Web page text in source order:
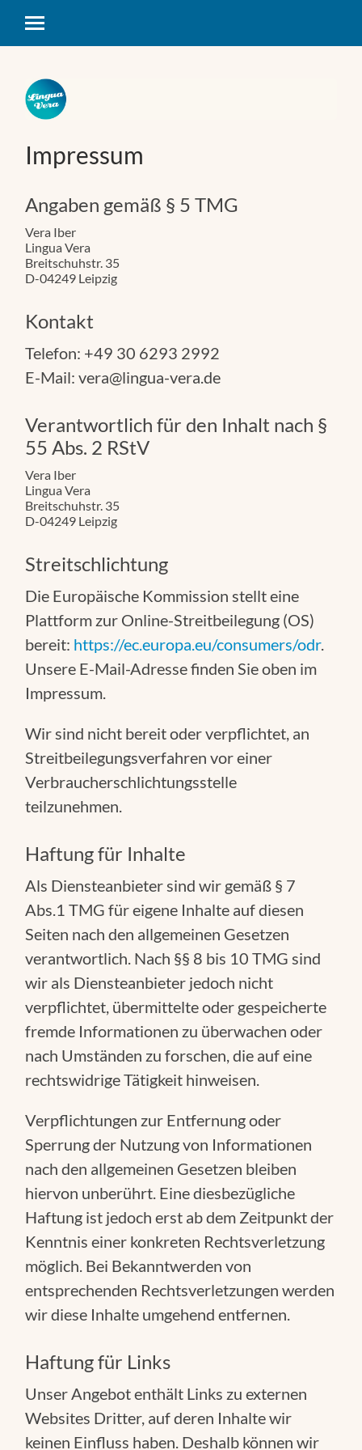
Attiva/disattiva
il
dispositivi
mobili
Impressum
Angaben gemäß § 5 TMG
Vera Iber
Lingua Vera
Breitschuhstr. 35
D-04249 Leipzig
Kontakt
Telefon: +49 30 6293 2992
E-Mail: vera@lingua-vera.de
Verantwortlich für den Inhalt nach §
55 Abs. 2 RStV
Vera Iber
Lingua Vera
Breitschuhstr. 35
D-04249 Leipzig
Streitschlichtung
Die Europäische Kommission stellt eine
Plattform zur Online-Streitbeilegung (OS)
bereit: https://ec.europa.eu/consumers/odr.
Unsere E-Mail-Adresse finden Sie oben im
Impressum.
Wir sind nicht bereit oder verpflichtet, an
Streitbeilegungsverfahren vor einer
Verbraucherschlichtungsstelle
teilzunehmen.
Haftung für Inhalte
Als Diensteanbieter sind wir gemäß § 7
Abs.1 TMG für eigene Inhalte auf diesen
Seiten nach den allgemeinen Gesetzen
verantwortlich. Nach §§ 8 bis 10 TMG sind
wir als Diensteanbieter jedoch nicht
verpflichtet, übermittelte oder gespeicherte
fremde Informationen zu überwachen oder
nach Umständen zu forschen, die auf eine
rechtswidrige Tätigkeit hinweisen.
Verpflichtungen zur Entfernung oder
Sperrung der Nutzung von Informationen
nach den allgemeinen Gesetzen bleiben
hiervon unberührt. Eine diesbezügliche
Haftung ist jedoch erst ab dem Zeitpunkt der
Kenntnis einer konkreten Rechtsverletzung
möglich. Bei Bekanntwerden von
entsprechenden Rechtsverletzungen werden
wir diese Inhalte umgehend entfernen.
Haftung für Links
Unser Angebot enthält Links zu externen
Websites Dritter, auf deren Inhalte wir
keinen Einfluss haben. Deshalb können wir